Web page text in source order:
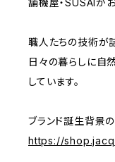
舗機屋・SUSAIがお
職人たちの技術が
日々の暮らしに自
しています。
ブランド誕生背景
https://